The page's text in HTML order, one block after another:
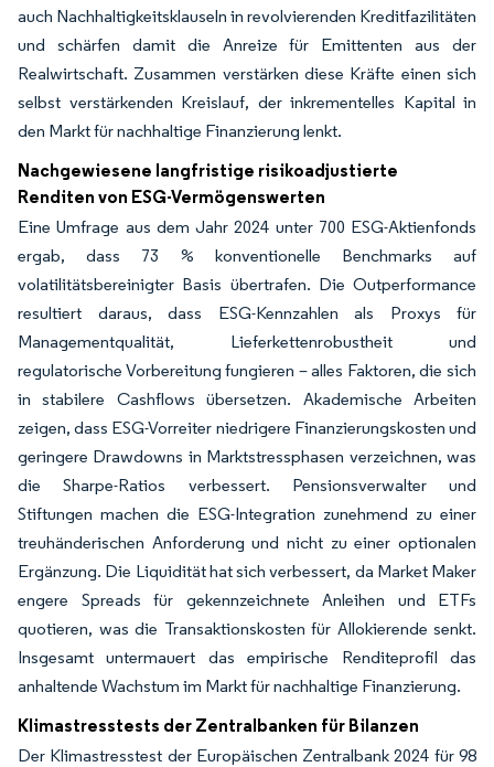
auch Nachhaltigkeitsklauseln in revolvierenden Kreditfazilitäten
und schärfen damit die Anreize für Emittenten aus der
Realwirtschaft. Zusammen verstärken diese Kräfte einen sich
selbst verstärkenden Kreislauf, der inkrementelles Kapital in
den Markt für nachhaltige Finanzierung lenkt.
Nachgewiesene langfristige risikoadjustierte
Renditen von ESG-Vermögenswerten
Eine Umfrage aus dem Jahr 2024 unter 700 ESG-Aktienfonds
ergab, dass 73 % konventionelle Benchmarks auf
volatilitätsbereinigter Basis übertrafen. Die Outperformance
resultiert daraus, dass ESG-Kennzahlen als Proxys für
Managementqualität, Lieferkettenrobustheit und
regulatorische Vorbereitung fungieren – alles Faktoren, die sich
in stabilere Cashflows übersetzen. Akademische Arbeiten
zeigen, dass ESG-Vorreiter niedrigere Finanzierungskosten und
geringere Drawdowns in Marktstressphasen verzeichnen, was
die Sharpe-Ratios verbessert. Pensionsverwalter und
Stiftungen machen die ESG-Integration zunehmend zu einer
treuhänderischen Anforderung und nicht zu einer optionalen
Ergänzung. Die Liquidität hat sich verbessert, da Market Maker
engere Spreads für gekennzeichnete Anleihen und ETFs
quotieren, was die Transaktionskosten für Allokierende senkt.
Insgesamt untermauert das empirische Renditeprofil das
anhaltende Wachstum im Markt für nachhaltige Finanzierung.
Klimastresstests der Zentralbanken für Bilanzen
Der Klimastresstest der Europäischen Zentralbank 2024 für 98